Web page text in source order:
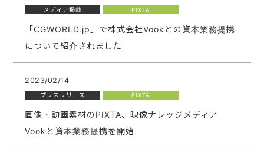
メディア掲載 PIXTA
「CGWORLD.jp」で株式会社Vookとの資本業務提携
について紹介されました
2023/02/14
プレスリリース PIXTA
画像・動画素材のPIXTA、映像ナレッジメディア
Vookと資本業務提携を開始